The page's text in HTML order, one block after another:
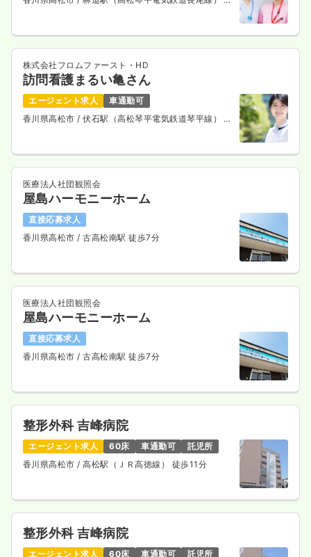
株式会社フロムファースト・HD
訪問看護まるい亀さん
エージェント求人
車通勤可
香川県高松市/ 伏石駅（高松琴平電気鉄道琴平線） 徒
医療法人社団観照会
屋島ハーモニーホーム
直接応募求人
香川県高松市/ 古高松南駅 徒歩7分
医療法人社団観照会
屋島ハーモニーホーム
直接応募求人
香川県高松市/ 古高松南駅 徒歩7分
整形外科 吉峰病院
エージェント求人 60床 車通勤可
託児所
香川県高松市/ 高松駅（ＪＲ高徳線） 徒歩11分
整形外科 吉峰病院
エージェント求人 60床 車通勤可 託児所